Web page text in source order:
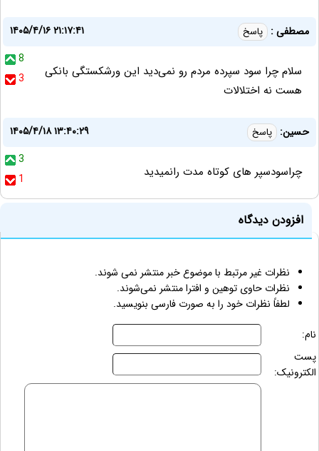
مصطفی : پاسخ
۱۴۰۵/۴/۱۶ ۲۱:۱۷:۴۱
8
3
سلام چرا سود سپرده مردم رو نمی‌دید این ورشکستگی بانکی
هست نه اختلالات
حسین: پاسخ
۱۴۰۵/۴/۱۸ ۱۳:۴۰:۲۹
3
1
چراسودسپر های کوتاه مدت رانمیدید
افزودن دیدگاه
نظرات غیر مرتبط با موضوع خبر منتشر نمی شوند.
نظرات حاوی توهین و افترا منتشر نمی‌شوند.
لطفاً نظرات خود را به صورت فارسی بنویسید.
نام:
پست
الکترونیک: